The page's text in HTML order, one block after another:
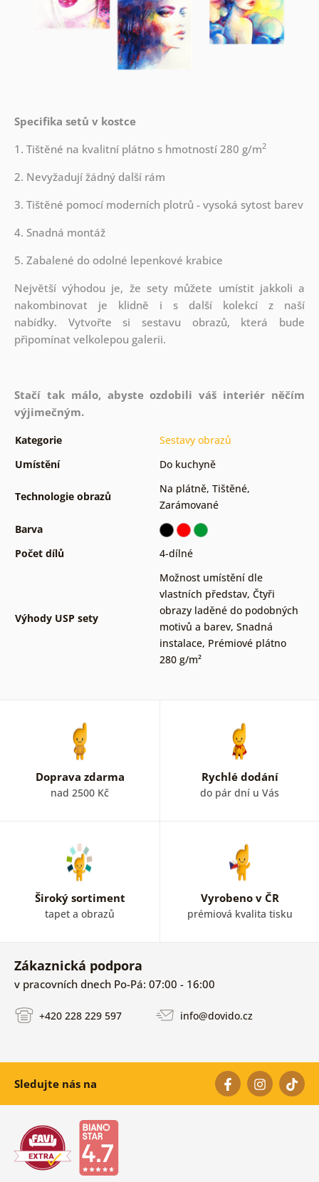
Specifika setů v kostce
1. Tištěné na kvalitní plátno s hmotností 280 g/m2
2. Nevyžadují žádný další rám
3. Tištěné pomocí moderních plotrů - vysoká sytost barev
4. Snadná montáž
5. Zabalené do odolné lepenkové krabice
Největší výhodou je, že sety můžete umístit jakkoli a
nakombinovat je klidně i s další kolekcí z naší
nabídky. Vytvořte si sestavu obrazů, která bude
připomínat velkolepou galerii.
Stačí tak málo, abyste ozdobili váš interiér něčím
výjimečným.
Kategorie
Sestavy obrazů
Umístění
Do kuchyně
Technologie obrazů
Na plátně, Tištěné,
Zarámované
Barva
Počet dílů
4-dílné
Výhody USP sety
Možnost umístění dle
vlastních představ, Čtyři
obrazy laděné do podobných
motivů a barev, Snadná
instalace, Prémiové plátno
280 g/m²
Doprava zdarma
nad 2500 Kč
Rychlé dodání
do pár dní u Vás
Široký sortiment
tapet a obrazů
Vyrobeno v ČR
prémiová kvalita tisku
Zákaznická podpora
v pracovních dnech Po-Pá: 07:00 - 16:00
+420 228 229 597 info@dovido.cz
Sledujte nás na